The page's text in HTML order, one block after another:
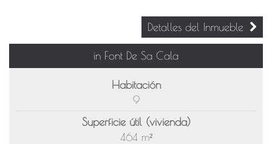
Detalles del Inmueble
in Font De Sa Cala
Habitación
9
Superficie útil (vivienda)
464 m²